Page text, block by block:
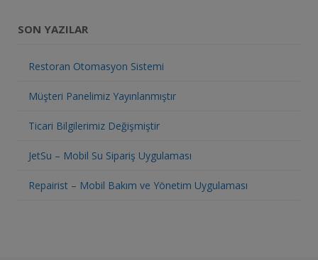
SON YAZILAR
Restoran Otomasyon Sistemi
Müşteri Panelimiz Yayınlanmıştır
Ticari Bilgilerimiz Değişmiştir
JetSu – Mobil Su Sipariş Uygulaması
Repairist – Mobil Bakım ve Yönetim Uygulaması